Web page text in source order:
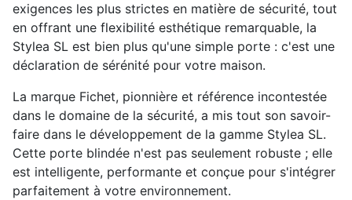
exigences les plus strictes en matière de sécurité, tout
en offrant une flexibilité esthétique remarquable, la
Stylea SL est bien plus qu'une simple porte : c'est une
déclaration de sérénité pour votre maison.
La marque Fichet, pionnière et référence incontestée
dans le domaine de la sécurité, a mis tout son savoir-
faire dans le développement de la gamme Stylea SL.
Cette porte blindée n'est pas seulement robuste ; elle
est intelligente, performante et conçue pour s'intégrer
parfaitement à votre environnement.